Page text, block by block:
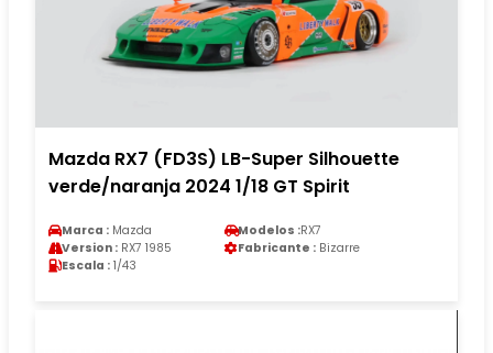
Mazda RX7 (FD3S) LB-Super Silhouette
verde/naranja 2024 1/18 GT Spirit
Marca : Mazda Modelos :RX7
Version : RX7 1985 Fabricante : Bizarre
Escala : 1/43